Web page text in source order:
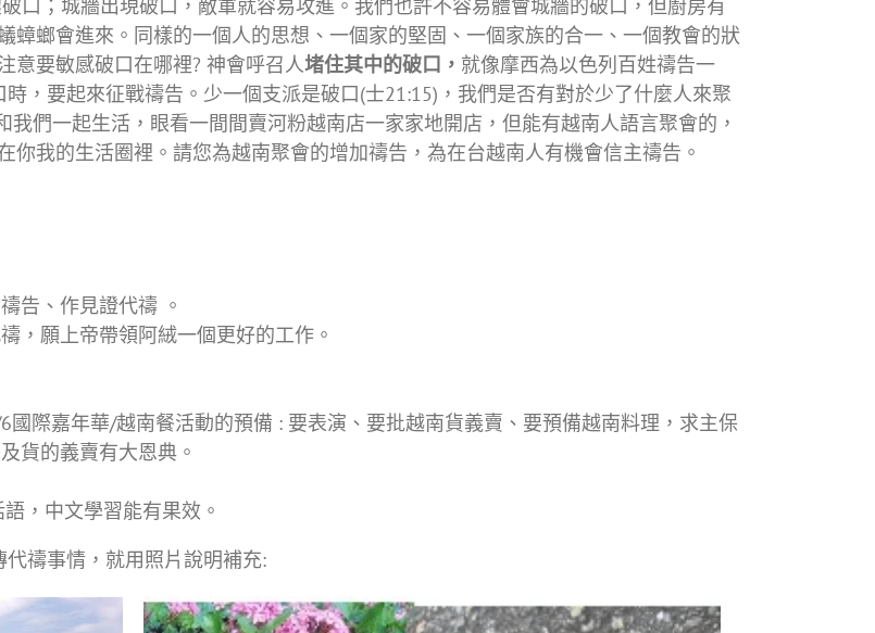
口；城牆出現破口，敵軍就容易攻進。我們也許不容易體會城牆的破口，但廚房有
蟑螂會進來。同樣的一個人的思想、一個家的堅固、一個家族的合一、一個教會的狀
意要敏感破口在哪裡? 神會呼召人堵住其中的破口， 就像摩西為以色列百姓禱告一
，要起來征戰禱告。少一個支派是破口(士21:15)，我們是否有對於少了什麼人來聚
們一起生活，眼看一間間賣河粉越南店一家家地開店，但能有越南人語言聚會的，
我的生活圈裡。請您為越南聚會的增加禱告，為在台越南人有機會信主禱告。
告、作見證代禱 。
，願上帝帶領阿絨一個更好的工作。
際嘉年華/越南餐活動的預備 : 要表演、要批越南貨義賣、要預備越南料理，求主保
貨的義賣有大恩典。
，中文學習能有果效。
禱事情，就用照片說明補充: